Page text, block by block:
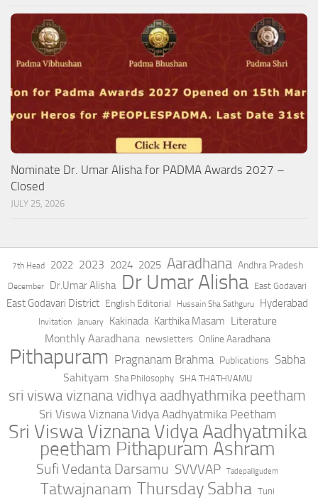
Nominate Dr. Umar Alisha for PADMA Awards 2027 –
Closed
JULY 25, 2026
7th Head 2022 2023 2024 2025 Aaradhana Andhra Pradesh
December Dr.Umar Alisha Dr Umar Alisha East Godavari
East Godavari District English Editorial Hussain Sha Sathguru Hyderabad
Invitation January Kakinada Karthika Masam Literature
Monthly Aaradhana
newsletters Online Aaradhana
Pithapuram Pragnanam Brahma Publications Sabha
Sahityam Sha Philosophy SHA THATHVAMU
sri viswa viznana vidhya aadhyathmika peetham
Sri Viswa Viznana Vidya Aadhyatmika Peetham
Sri Viswa Viznana Vidya Aadhyatmika
peetham Pithapuram Ashram
Sufi Vedanta Darsamu SVVVAP Tadepalligudem
Tatwajnanam Thursday Sabha Tuni